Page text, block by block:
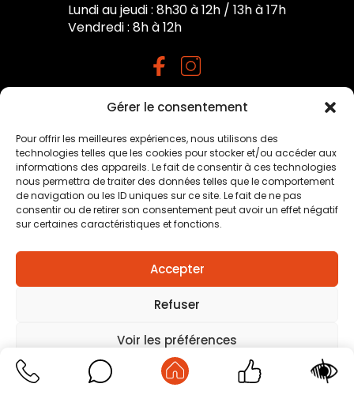
Gérer le consentement
Pour offrir les meilleures expériences, nous utilisons des
technologies telles que les cookies pour stocker et/ou accéder aux
informations des appareils. Le fait de consentir à ces technologies
nous permettra de traiter des données telles que le comportement
de navigation ou les ID uniques sur ce site. Le fait de ne pas
consentir ou de retirer son consentement peut avoir un effet négatif
sur certaines caractéristiques et fonctions.
Accepter
Refuser
Voir les préférences
Mentions légales
Lundi au jeudi : 8h30 à 12h / 13h à 17h
Vendredi : 8h à 12h
personnelles–Plan du site– Création agence positive